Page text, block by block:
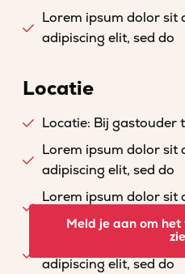
Lorem ipsum dolor sit
adipiscing elit, sed do
Locatie
Locatie: Bij gastouder
Lorem ipsum dolor sit
adipiscing elit, sed do
Lorem ipsum dolor sit
adipiscing elit, sed do
Lorem ipsum dolor sit
adipiscing elit, sed do
Meld je aan om